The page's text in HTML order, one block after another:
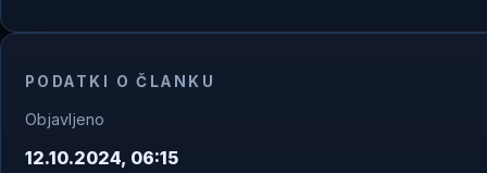
PODATKI O ČLANKU
Objavljeno
12.10.2024, 06:15